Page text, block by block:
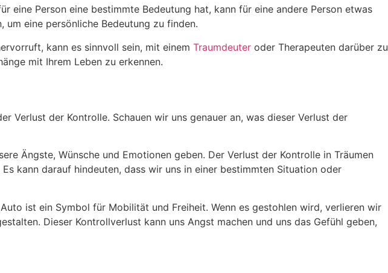
Person eine bestimmte Bedeutung hat, kann für eine andere Person etwas
um eine persönliche Bedeutung zu finden.
kann es sinnvoll sein, mit einem Traumdeuter oder Therapeuten darüber zu
mit Ihrem Leben zu erkennen.
Verlust der Kontrolle. Schauen wir uns genauer an, was dieser Verlust der
Ängste, Wünsche und Emotionen geben. Der Verlust der Kontrolle in Träumen
kann darauf hindeuten, dass wir uns in einer bestimmten Situation oder
ist ein Symbol für Mobilität und Freiheit. Wenn es gestohlen wird, verlieren wir
Dieser Kontrollverlust kann uns Angst machen und uns das Gefühl geben,